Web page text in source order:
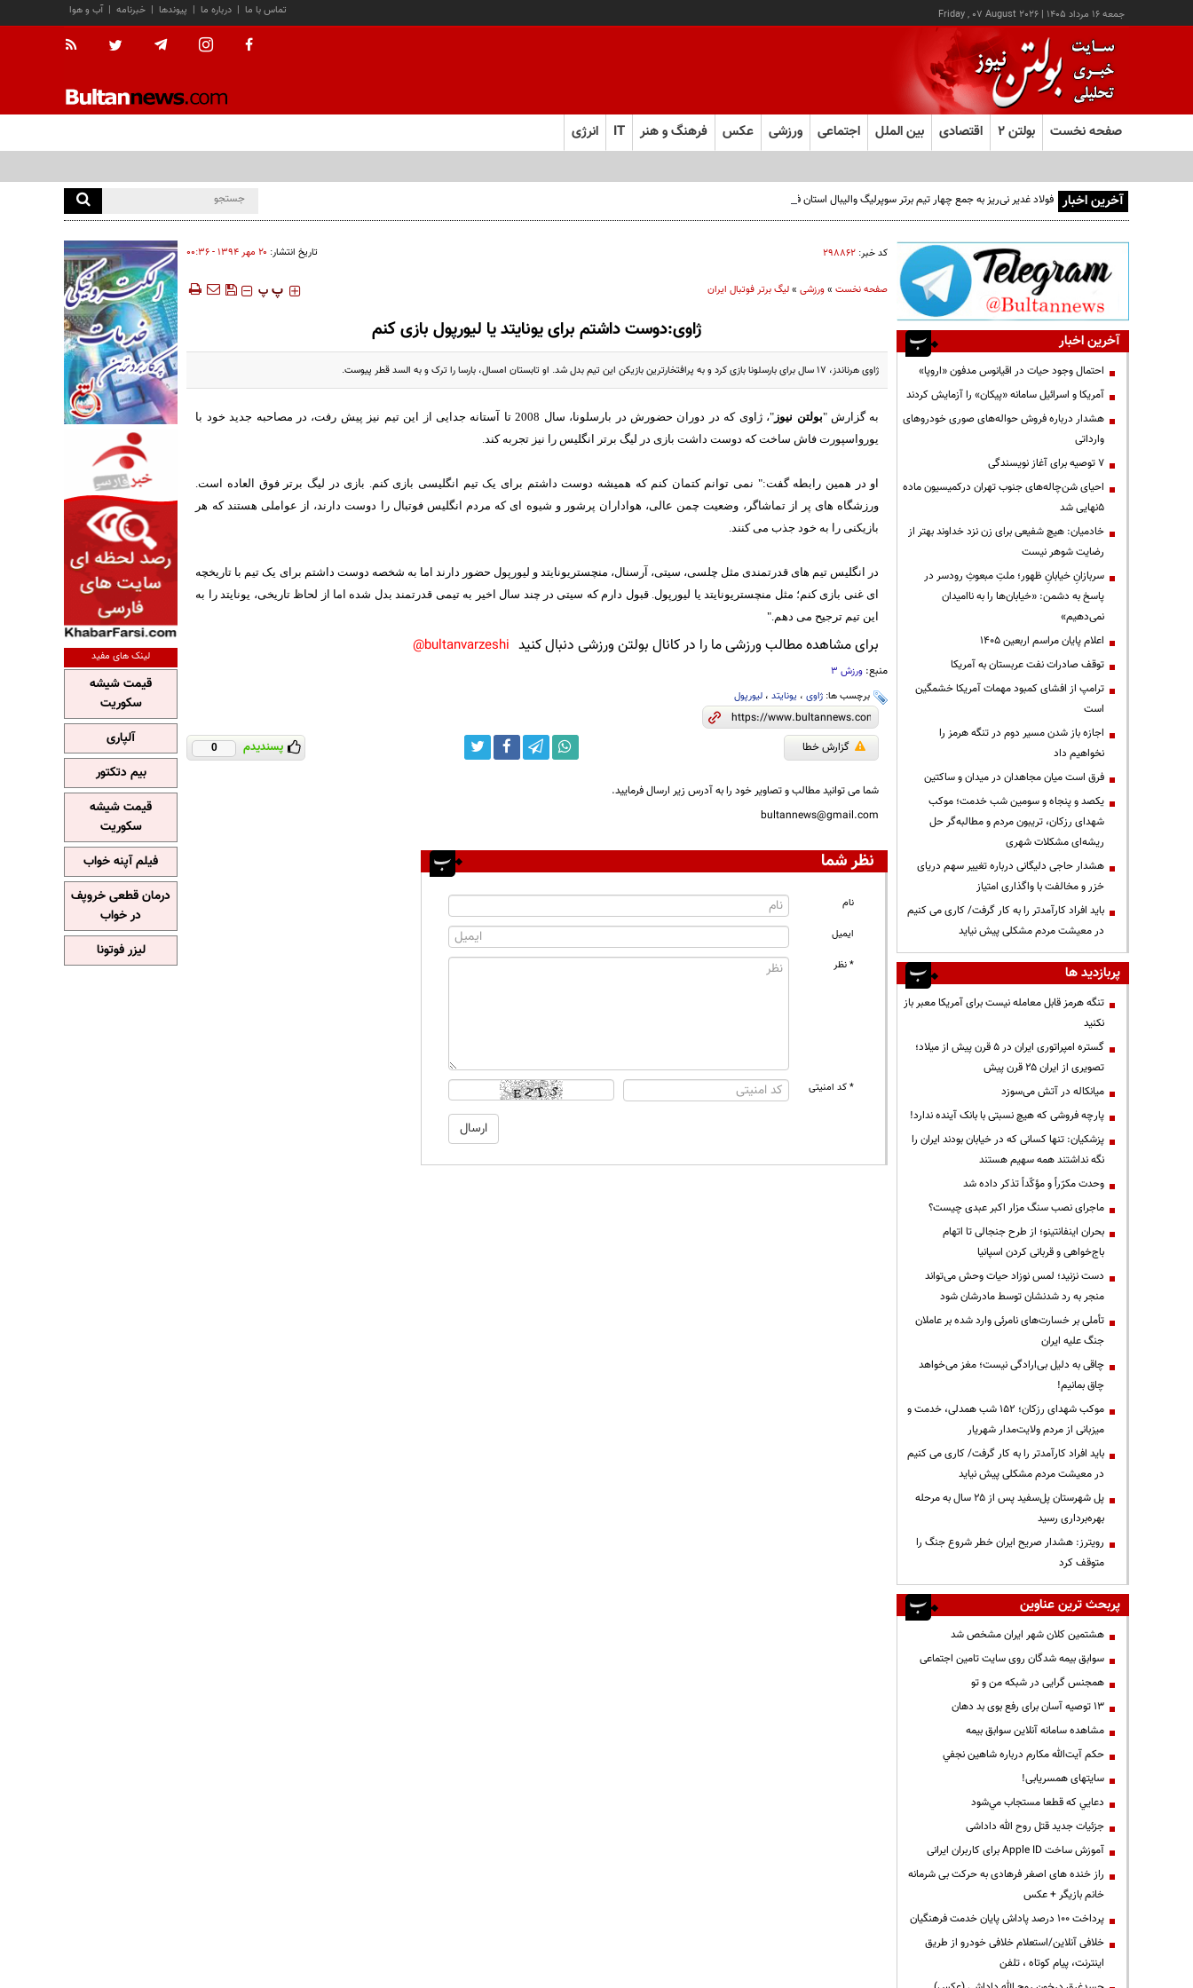
جمعه ۱۶ مرداد ۱۴۰۵ |
Friday , 07 August 2026 آب و هوا | خبرنامه | پیوندها | درباره ما | تماس با ما
صفحه نخست بولتن ۲ اقتصادی بین الملل اجتماعی ورزشی عکس فرهنگ و هنر IT انرژی
آخرین اخبار فولاد غدیر نی‌ریز به جمع چهار تیم برتر سوپرلیگ والیبال استان فارس صعود کرد
کد خبر: ۲۹۸۸۶۲ تاریخ انتشار: ۲۰ مهر ۱۳۹۴ - ۰۰:۳۶
صفحه نخست»ورزشی»لیگ برتر فوتبال ایران ‍‍‍ پ پ
ژاوی:دوست داشتم برای یونایتد یا لیورپول بازی کنم
ژاوی هرناندز، 17 سال برای بارسلونا بازی کرد و به پرافتخارترین بازیکن این تیم بدل شد. او تابستان امسال، بارسا را ترک و به السد قطر پیوست.
به گزارش "بولتن نیوز
"، ژاوی که در دوران حضورش در بارسلونا، سال 2008 تا آستانه جدایی از این تیم نیز پیش رفت، در مصاحبه جدید خود با
یورواسپورت فاش ساخت که دوست داشت بازی در لیگ برتر انگلیس را نیز تجربه کند.
او در همین رابطه گفت:" نمی توانم کتمان کنم که همیشه دوست داشتم برای یک تیم انگلیسی بازی کنم. بازی در لیگ برتر فوق العاده است.
ورزشگاه های پر از تماشاگر، وضعیت چمن عالی، هواداران پرشور و شیوه ای که مردم انگلیس فوتبال را دوست دارند، از عواملی هستند که هر
بازیکنی را به خود جذب می کنند.
در انگلیس تیم های قدرتمندی مثل چلسی، سیتی، آرسنال، منچستریونایتد و لیورپول حضور دارند اما به شخصه دوست داشتم برای یک تیم با تاریخچه
ای غنی بازی کنم؛ مثل منچستریونایتد یا لیورپول. قبول دارم که سیتی در چند سال اخیر به تیمی قدرتمند بدل شده اما از لحاظ تاریخی، یونایتد را به
این تیم ترجیح می دهم."
برای مشاهده مطالب ورزشی ما را در کانال بولتن ورزشی دنبال کنید bultanvarzeshi@
منبع: ورزش 3
برچسب ها: ژاوی، یونایتد، لیورپول
گزارش خطا پسندیدم 0
شما می توانید مطالب و تصاویر خود را به آدرس زیر ارسال فرمایید.
bultannews@gmail.com
نظر شما
نام
ایمیل
* نظر
* کد امنیتی
آخرین اخبار
احتمال وجود حیات در اقیانوس مدفون «اروپا»
آمریکا و اسرائیل سامانه «پیکان» را آزمایش کردند
هشدار درباره فروش حواله‌های صوری خودروهای
وارداتی
۷ توصیه برای آغاز نویسندگی
احیای شن‌چاله‌های جنوب تهران درکمیسیون ماده
۵نهایی شد
خادمیان: هیچ شفیعی برای زن نزد خداوند بهتر از
رضایت شوهر نیست
سربازانِ خیابانِ ظهور؛ ملتِ مبعوثِ رودسر در
پاسخ به دشمن: «خیابان‌ها را به ناامیدان
نمی‌دهیم»
اعلام پایان مراسم اربعین ۱۴۰۵
توقف صادرات نفت عربستان به آمریکا
ترامپ از افشای کمبود مهمات آمریکا خشمگین
است
اجازه باز شدن مسیر دوم در تنگه هرمز را
نخواهیم داد
فرق است میان مجاهدان در میدان و ساکتین
یکصد و پنجاه و سومین شب خدمت؛ موکب
شهدای رزکان، تریبون مردم و مطالبه‌گر حل
ریشه‌ای مشکلات شهری
هشدار حاجی دلیگانی درباره تغییر سهم دریای
خزر و مخالفت با واگذاری امتیاز
باید افراد کارآمدتر را به کار گرفت/ کاری می کنیم
در معیشت مردم مشکلی پیش نیاید
پربازدید ها
تنگه هرمز قابل معامله نیست برای آمریکا معبر باز
نکنید
گستره امپراتوری ایران در ۵ قرن پیش از میلاد؛
تصویری از ایران ۲۵ قرن پیش
میانکاله در آتش می‌سوزد
پارچه فروشی که هیچ نسبتی با بانک آینده ندارد!
پزشکیان: تنها کسانی که در خیابان بودند ایران را
نگه نداشتند همه سهیم هستند
وحدت مکرّراً و مؤکّداً تذکر داده شد
ماجرای نصب سنگ مزار اکبر عبدی چیست؟
بحران اینفانتینو؛ از طرح جنجالی تا اتهام
باج‌خواهی و قربانی کردن اسپانیا
دست نزنید؛ لمس نوزاد حیات وحش می‌تواند
منجر به رد شدنشان توسط مادرشان شود
تأملی بر خسارت‌های نامرئی وارد شده بر عاملان
جنگ علیه ایران
چاقی به دلیل بی‌ارادگی نیست؛ مغز می‌خواهد
چاق بمانیم!
موکب شهدای رزکان؛ ۱۵۲ شب همدلی، خدمت و
میزبانی از مردم ولایت‌مدار شهریار
باید افراد کارآمدتر را به کار گرفت/ کاری می کنیم
در معیشت مردم مشکلی پیش نیاید
پل شهرستان پل‌سفید پس از ۲۵ سال به مرحله
بهره‌برداری رسید
رویترز: هشدار صریح ایران خطر شروع جنگ را
متوقف کرد
پربحث ترین عناوین
هشتمین کلان شهر ایران مشخص شد
سوابق بیمه شدگان روی سایت تامین اجتماعی
همجنس گرایی در شبکه من و تو
13 توصیه آسان برای رفع بوی بد دهان
مشاهده سامانه آنلاين سوابق بیمه
حكم آيت‌الله مكارم درباره شاهين نجفي
سایتهای همسریابی!
دعايي كه قطعا مستجاب مي‌شود
جزئیات جدید قتل روح الله داداشی
آموزش ساخت Apple ID برای کاربران ایرانی
راز خنده های اصغر فرهادی به حرکت بی شرمانه
خانم بازیگر + عکس
پرداخت ۱۰۰ درصد پاداش پایان خدمت فرهنگیان
خلافی آنلاین/استعلام خلافی خودرو از طریق
اینترنت، پیام کوتاه ، تلفن
لینک های مفید
قیمت شیشه
سکوریت
آلپاری
بیم دتکتور
قیمت شیشه
سکوریت
فیلم آپنه خواب
درمان قطعی خروپف
در خواب
لیزر فوتونا